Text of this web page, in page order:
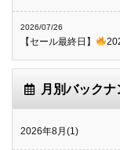
2026/07/26
【セール最終日】
月別バックナ
2026年8月(1)